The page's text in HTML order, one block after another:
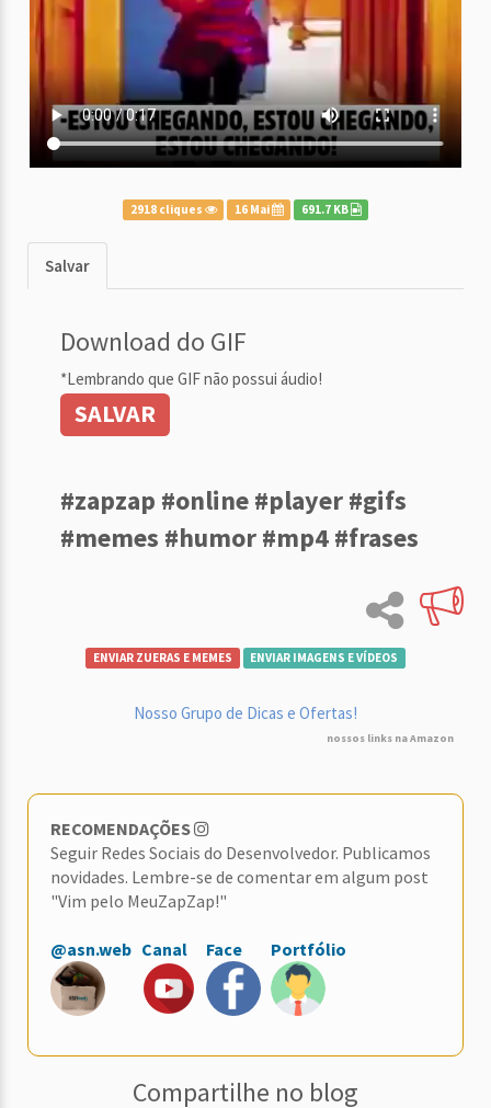
2918 cliques 16 Mai 691.7 KB
Salvar
Download do GIF
*Lembrando que GIF não possui áudio!
SALVAR
#zapzap #online #player #gifs
#memes #humor #mp4 #frases
ENVIAR ZUERAS E MEMES ENVIAR IMAGENS E VÍDEOS
Nosso Grupo de Dicas e Ofertas!
nossos links na Amazon
RECOMENDAÇÕES
Seguir Redes Sociais do Desenvolvedor. Publicamos
novidades. Lembre-se de comentar em algum post
"Vim pelo MeuZapZap!"
@asn.web Canal Face Portfólio
Compartilhe no blog